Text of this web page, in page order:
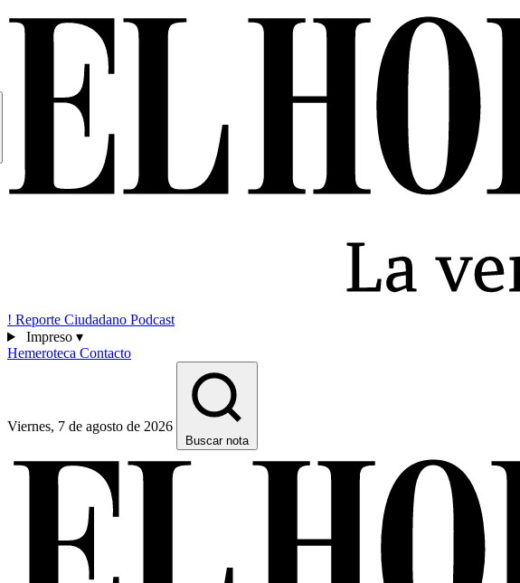
! Reporte Ciudadano Podcast
Impreso ▾
Hemeroteca Contacto
Viernes, 7 de agosto de 2026
Buscar nota